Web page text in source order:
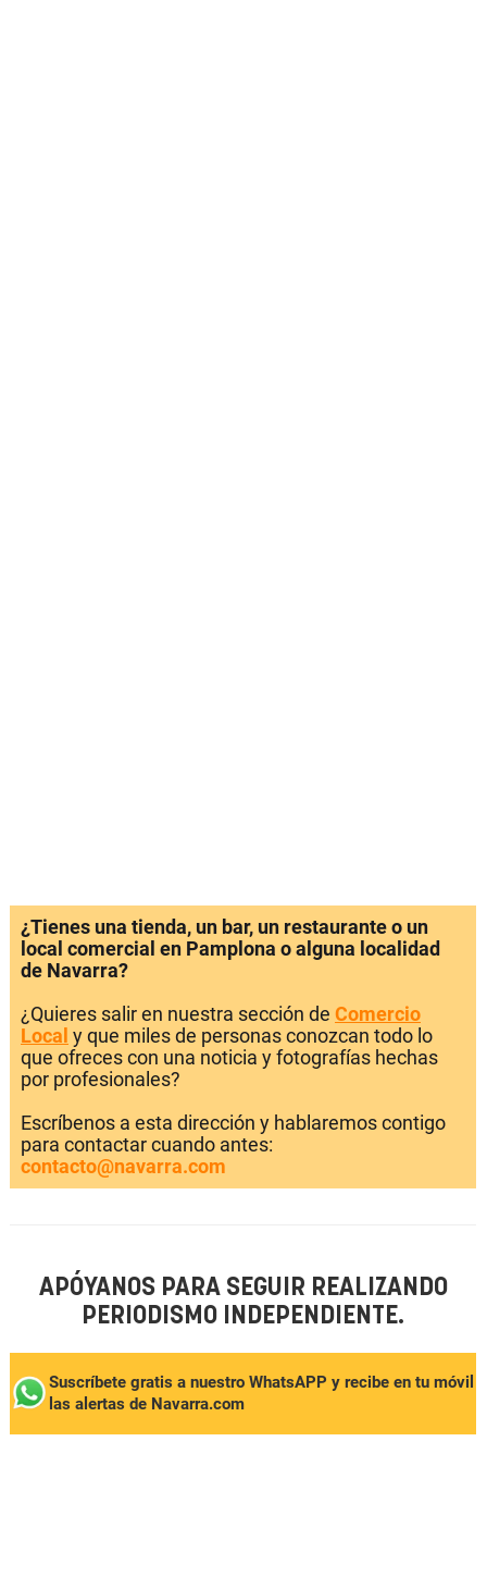
¿Tienes una tienda, un bar, un restaurante o un
local comercial en Pamplona o alguna localidad
de Navarra?
¿Quieres salir en nuestra sección de Comercio
Local y que miles de personas conozcan todo lo
que ofreces con una noticia y fotografías hechas
por profesionales?
Escríbenos a esta dirección y hablaremos contigo
para contactar cuando antes:
contacto@navarra.com
APÓYANOS PARA SEGUIR REALIZANDO
PERIODISMO INDEPENDIENTE.
Suscríbete gratis a nuestro WhatsAPP y recibe en tu móvil
las alertas de Navarra.com